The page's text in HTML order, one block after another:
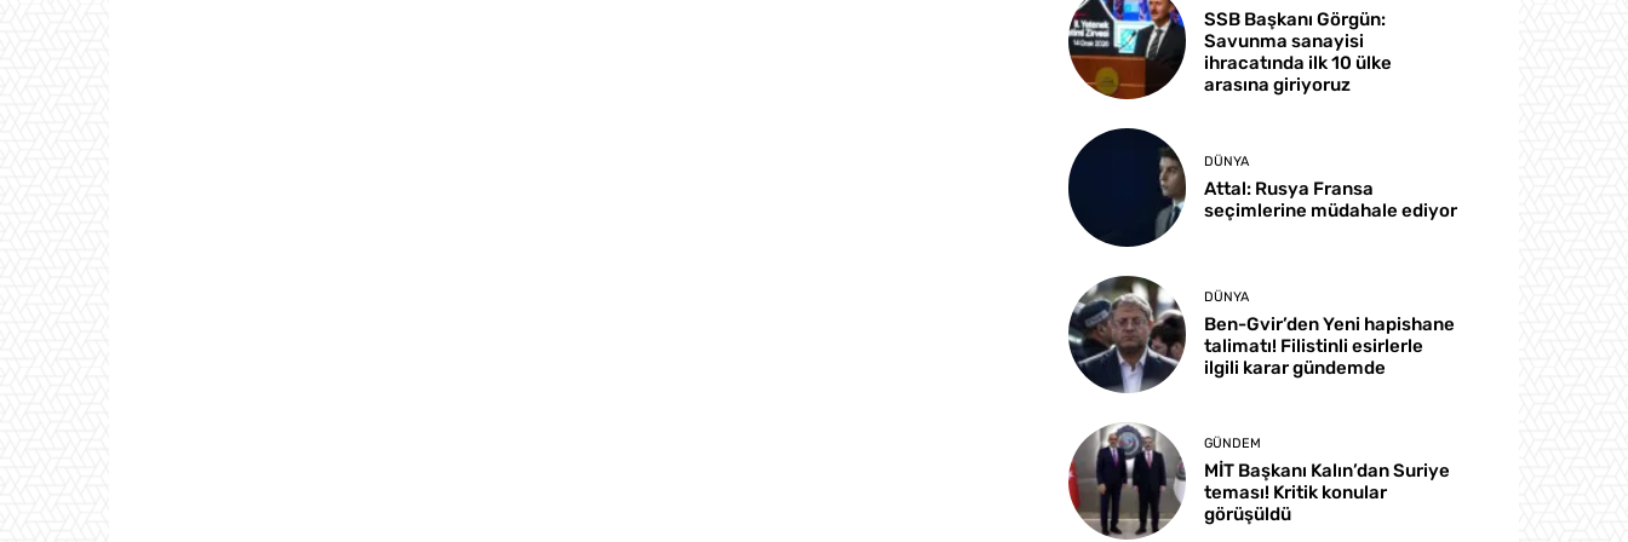
SSB Başkanı Görgün:
Savunma sanayisi
ihracatında ilk 10 ülke
arasına giriyoruz
DÜNYA
Attal: Rusya Fransa
seçimlerine müdahale ediyor
DÜNYA
Ben-Gvir’den Yeni hapishane
talimatı! Filistinli esirlerle
ilgili karar gündemde
GÜNDEM
MİT Başkanı Kalın’dan Suriye
teması! Kritik konular
görüşüldü